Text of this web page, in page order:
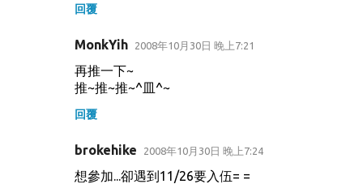
回覆
MonkYih 2008年10月30日 晚上7:21
再推一下~
推~推~推~^皿^~
回覆
brokehike 2008年10月30日 晚上7:24
想參加...卻遇到11/26要入伍= =